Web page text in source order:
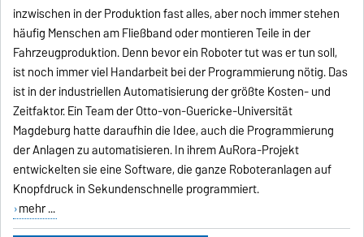
inzwischen in der Produktion fast alles, aber noch immer stehen
häufig Menschen am Fließband oder montieren Teile in der
Fahrzeugproduktion. Denn bevor ein Roboter tut was er tun soll,
ist noch immer viel Handarbeit bei der Programmierung nötig. Das
ist in der industriellen Automatisierung der größte Kosten- und
Zeitfaktor. Ein Team der Otto-von-Guericke-Universität
Magdeburg hatte daraufhin die Idee, auch die Programmierung
der Anlagen zu automatisieren. In ihrem AuRora-Projekt
entwickelten sie eine Software, die ganze Roboteranlagen auf
Knopfdruck in Sekundenschnelle programmiert.
mehr ...